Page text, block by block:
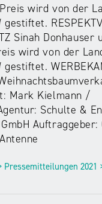
wird von der
gestiftet.
Sinah Donhauser
wird von der
gestiftet.
Mark Kielmann /
Schulte &
GmbH
Pressemitteilungen 2021